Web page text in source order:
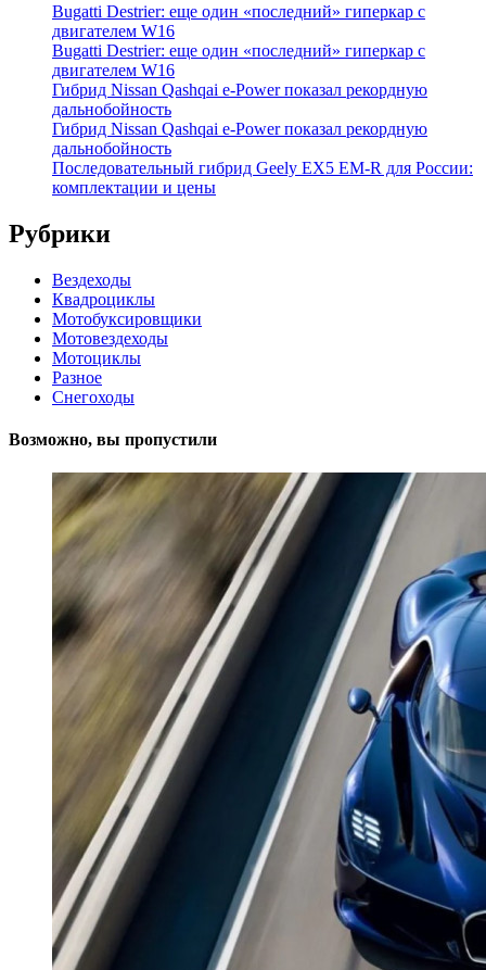
Bugatti Destrier: еще один «последний» гиперкар с
двигателем W16
Bugatti Destrier: еще один «последний» гиперкар с
двигателем W16
Гибрид Nissan Qashqai e-Power показал рекордную
дальнобойность
Гибрид Nissan Qashqai e-Power показал рекордную
дальнобойность
Последовательный гибрид Geely EX5 EM-R для России:
комплектации и цены
Рубрики
Вездеходы
Квадроциклы
Мотобуксировщики
Мотовездеходы
Мотоциклы
Разное
Снегоходы
Возможно, вы пропустили